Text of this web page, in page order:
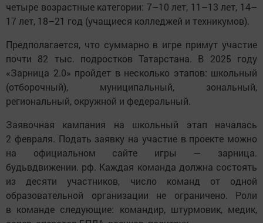
четыре возрастные категории: 7–10 лет, 11–13 лет, 14–
17 лет, 18–21 год (учащиеся колледжей и техникумов).
Предполагается, что суммарно в игре примут участие
почти 82 тыс. подростков Татарстана. В 2025 году
«Зарница 2.0» пройдет в несколько этапов: школьный
(отборочный), муниципальный, зональный,
региональный, окружной и федеральный.
Заявочная кампания на школьный этап началась
2 февраля. Подать заявку на участие в проекте можно
на официальном сайте игры — зарница.
будьвдвижении. рф. Каждая команда должна состоять
из десяти участников, число команд от одной
образовательной организации не ограничено. Роли
в команде следующие: командир, штурмовик, медик,